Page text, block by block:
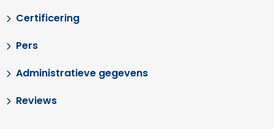
Certificering
Pers
Administratieve gegevens
Reviews